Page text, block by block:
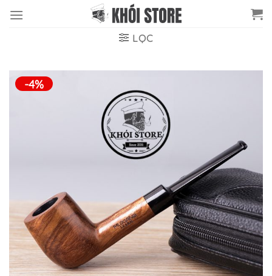
đến
LỌC
-4%